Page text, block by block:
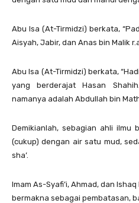
Abu Isa (At-Tirmidzi) berkata,
Aisyah, Jabir, dan Anas bin Malik
Abu Isa (At-Tirmidzi) berkata,
yang berderajat Hasan
namanya adalah Abdullah bin
Demikianlah, sebagian ahli ilmu
(cukup) dengan air satu mud,
sha’.
Imam As-Syafi’i, Ahmad, dan
bermakna sebagai pembatasan,